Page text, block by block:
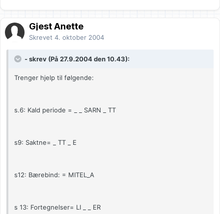
Gjest Anette
Skrevet 4. oktober 2004
- skrev (På 27.9.2004 den 10.43):
Trenger hjelp til følgende:
s.6: Kald periode = _ _ SARN _ TT
s9: Saktne= _ TT _ E
s12: Bærebind: = MITEL_A
s 13: Fortegnelser= LI _ _ ER